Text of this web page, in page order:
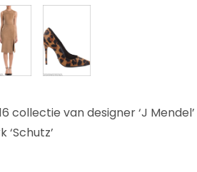
collectie van designer ‘J Mendel’
‘Schutz’